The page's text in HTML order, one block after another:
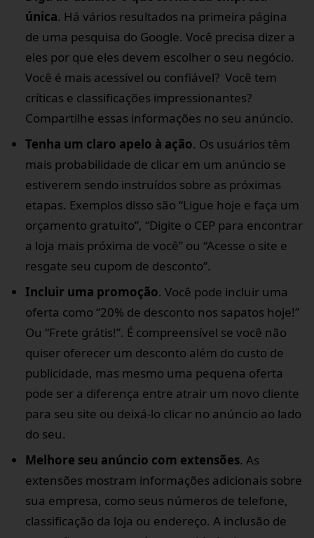
única. Há vários resultados na primeira página
de uma pesquisa do Google. Você precisa dizer a
eles por que eles devem escolher o seu negócio.
Você é mais acessível ou confiável? Você tem
críticas e classificações impressionantes?
Compartilhe essas informações no seu anúncio.
Tenha um claro apelo à ação. Os usuários têm
mais probabilidade de clicar em um anúncio se
estiverem sendo instruídos sobre as próximas
etapas. Exemplos disso são “Ligue hoje e faça um
orçamento gratuito”, “Digite o CEP para encontrar
a loja mais próxima de você” ou “Acesse o site e
resgate seu cupom de desconto”.
Incluir uma promoção. Você pode incluir uma
oferta como “20% de desconto nos sapatos hoje!”
Ou “Frete grátis!”. É compreensível se você não
quiser oferecer um desconto além do custo de
publicidade, mas mesmo uma pequena oferta
pode ser a diferença entre atrair um novo cliente
para seu site ou deixá-lo clicar no anúncio ao lado
do seu.
Melhore seu anúncio com extensões. As
extensões mostram informações adicionais sobre
sua empresa, como seus números de telefone,
classificação da loja ou endereço. A inclusão de